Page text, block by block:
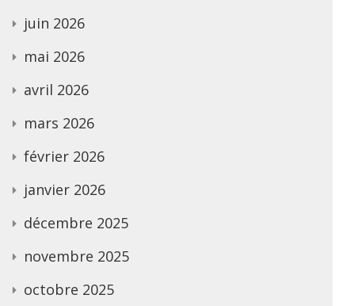
juin 2026
mai 2026
avril 2026
mars 2026
février 2026
janvier 2026
décembre 2025
novembre 2025
octobre 2025